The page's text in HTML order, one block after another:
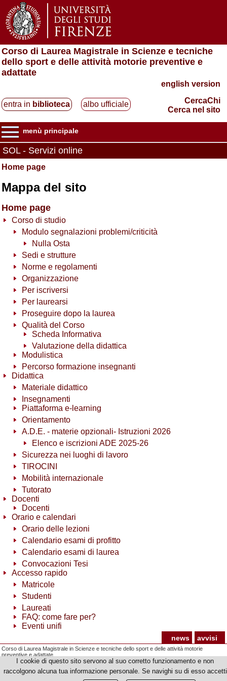
Corso di Laurea Magistrale in Scienze e tecniche
dello sport e delle attività motorie preventive e
adattate
english version
entra in biblioteca albo ufficiale
CercaChi
Cerca nel sito
menù principale
SOL - Servizi online
Home page
Mappa del sito
Home page
Corso di studio
Modulo segnalazioni problemi/criticità
Nulla Osta
Sedi e strutture
Norme e regolamenti
Organizzazione
Per iscriversi
Per laurearsi
Proseguire dopo la laurea
Qualità del Corso
Scheda Informativa
Valutazione della didattica
Modulistica
Percorso formazione insegnanti
Didattica
Materiale didattico
Insegnamenti
Piattaforma e-learning
Orientamento
A.D.E. - materie opzionali- Istruzioni 2026
Elenco e iscrizioni ADE 2025-26
Sicurezza nei luoghi di lavoro
TIROCINI
Mobilità internazionale
Tutorato
Docenti
Docenti
Orario e calendari
Orario delle lezioni
Calendario esami di profitto
Calendario esami di laurea
Convocazioni Tesi
Accesso rapido
Matricole
Studenti
Laureati
FAQ: come fare per?
Eventi unifi
news avvisi
Corso di Laurea Magistrale in Scienze e tecniche dello sport e delle attività motorie
preventive e adattate
© Copyright 2012-2026 Università degli Studi di Firenze - p.iva | cod.fiscale 01279680480
I cookie di questo sito servono al suo corretto funzionamento e non
raccolgono alcuna tua informazione personale. Se navighi su di esso accetti